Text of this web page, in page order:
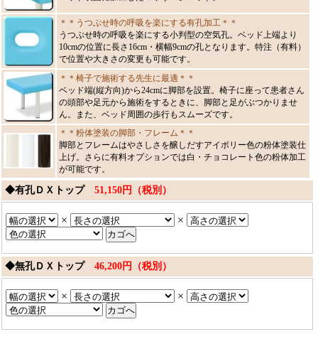
＊＊うつぶせ時の呼吸を楽にする有孔加工＊＊
うつぶせ時の呼吸を楽にする小判型の空気孔。ベッド上端より
10cmの位置に長さ16cm・横幅9cmの孔となります。特注（有料）
で位置や大きさの変更も可能です。
＊＊椅子で施術する先生に最適＊＊
ベッド端(縦方向)から24cmに脚部を設置。椅子に座って患者さん
の頭部や足元から施術をするときに、脚部と足がぶつかりませ
ん。また、ベッド周囲の歩行もスムーズです。
＊＊粉体塗装の脚部・フレーム＊＊
脚部とフレームはやさしさを醸しだすアイボリー色の粉体塗装仕
上げ。さらに有料オプションでは白・チョコレート色の粉体加工
が可能です。
◆有孔ＤＸトップ 51,150円（税別）
× ×
◆無孔ＤＸトップ 46,200円（税別）
× ×